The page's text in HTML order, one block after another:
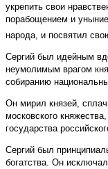
укрепить свои
порабощением и
народа, и посвятил
Сергий был идейным
неумолимым врагом
собиранию
Он мирил князей,
московского
государства
Сергий был
богатства. Он